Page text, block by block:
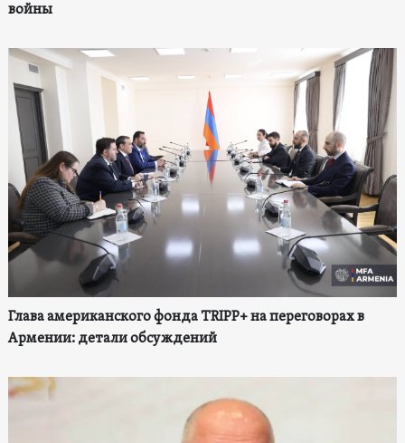
войны
Глава американского фонда TRIPP+ на переговорах в
Армении: детали обсуждений